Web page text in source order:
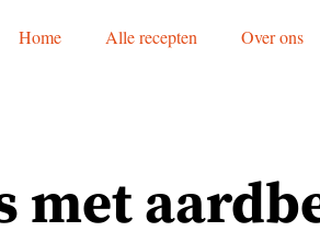
Home Alle recepten Over ons
met